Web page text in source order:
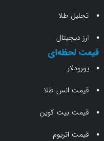
انس طلا
بیت کوین